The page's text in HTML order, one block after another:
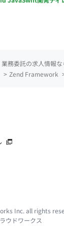
務委託の求人情報
> Zend Framework
Inc. all rights
ウドワークス